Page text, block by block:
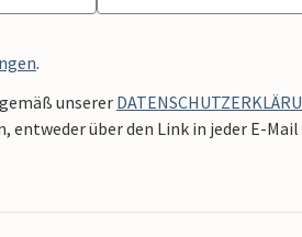
.
unserer
über den Link in jeder E-